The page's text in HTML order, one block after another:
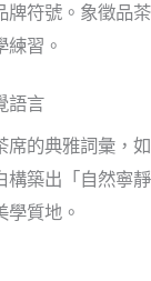
牌符號。象徵品茶
練習。
語言
席的典雅詞彙，如
構築出「自然寧靜
質地。